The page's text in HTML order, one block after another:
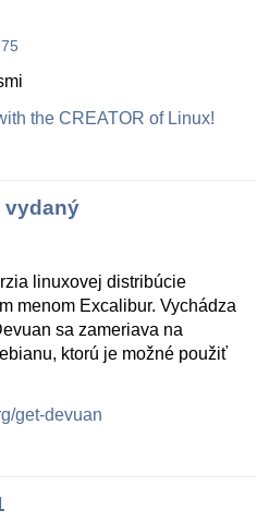
the CREATOR of Linux!
vydaný
linuxovej distribúcie
menom Excalibur. Vychádza
sa zameriava na
ktorú je možné použiť
get-devuan